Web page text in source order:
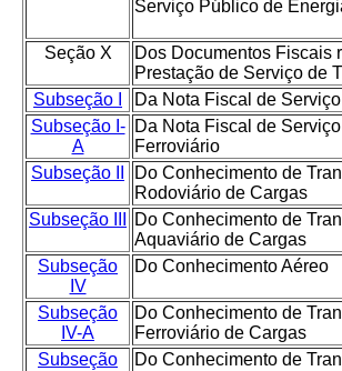
Serviço Público de
Seção X
Dos Documentos Fiscais
Prestação de Serviço de
Subseção I
Da Nota Fiscal de
Subseção I-
A
Da Nota Fiscal de
Ferroviário
Subseção II
Do Conhecimento de
Rodoviário de Cargas
Subseção III
Do Conhecimento de
Aquaviário de Cargas
Subseção
IV
Do Conhecimento Aéreo
Subseção
IV-A
Do Conhecimento de
Ferroviário de Cargas
Subseção
Do Conhecimento de